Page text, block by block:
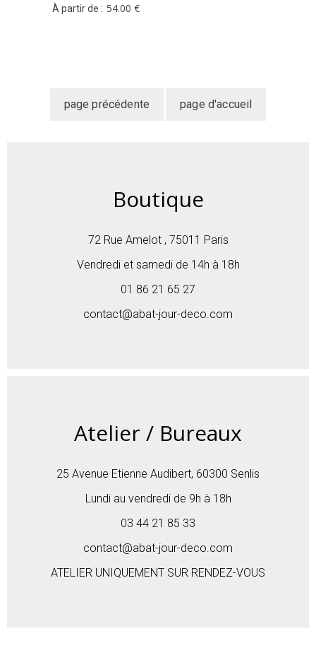
À partir de : 54.00 €
Boutique
72 Rue Amelot , 75011 Paris
Vendredi et samedi de 14h à 18h
01 86 21 65 27
contact@abat-jour-deco.com
Atelier / Bureaux
25 Avenue Etienne Audibert, 60300 Senlis
Lundi au vendredi de 9h à 18h
03 44 21 85 33
contact@abat-jour-deco.com
ATELIER UNIQUEMENT SUR RENDEZ-VOUS